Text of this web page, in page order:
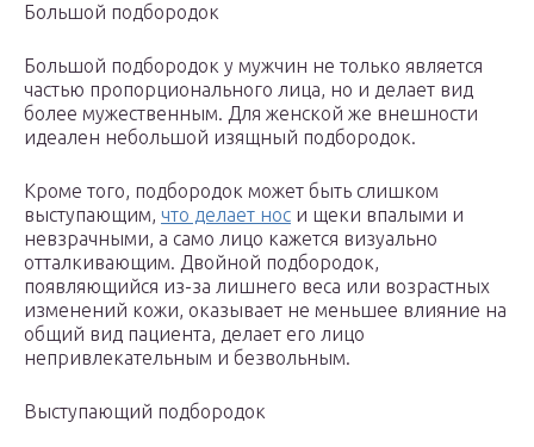
Большой подбородок
Большой подбородок у мужчин не только является
частью пропорционального лица, но и делает вид
более мужественным. Для женской же внешности
идеален небольшой изящный подбородок.
Кроме того, подбородок может быть слишком
выступающим, что делает нос и щеки впалыми и
невзрачными, а само лицо кажется визуально
отталкивающим. Двойной подбородок,
появляющийся из-за лишнего веса или возрастных
изменений кожи, оказывает не меньшее влияние на
общий вид пациента, делает его лицо
непривлекательным и безвольным.
Выступающий подбородок